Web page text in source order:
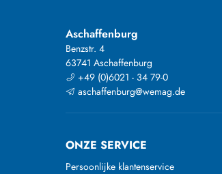
Aschaffenburg
Benzstr. 4
63741 Aschaffenburg
+49 (0)6021 - 34 79-0
aschaffenburg@wemag.de
ONZE SERVICE
Persoonlijke klantenservice